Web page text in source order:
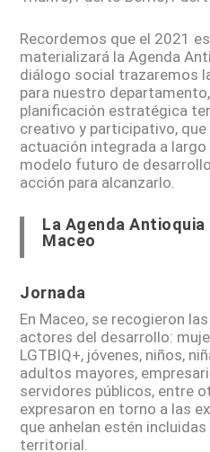
Recordemos que el 2021
materializará la Agenda
diálogo social trazaremos
para nuestro
planificación estratégica
creativo y participativo,
actuación integrada a largo
modelo futuro de
acción para alcanzarlo.
La Agenda
Maceo
Jornada
En Maceo, se recogieron
actores del desarrollo:
LGTBIQ+, jóvenes, niños,
adultos mayores,
servidores públicos, entre
expresaron en torno a las
que anhelan estén
territorial.